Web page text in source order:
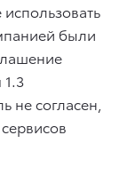
были
не согласен,